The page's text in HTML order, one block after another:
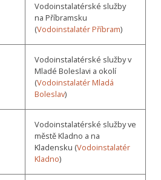
Vodoinstalatérské služby
na Příbramsku
(Vodoinstalatér Příbram)
Vodoinstalatérské služby v
Mladé Boleslavi a okolí
(Vodoinstalatér Mladá
Boleslav)
Vodoinstalatérské služby ve
městě Kladno a na
Kladensku (Vodoinstalatér
Kladno)